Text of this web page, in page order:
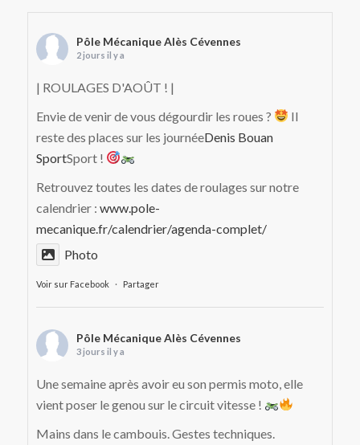
Pôle Mécanique Alès Cévennes
2 jours il y a
| ROULAGES D'AOÛT ! |
Envie de venir de vous dégourdir les roues ?
Il
reste des places sur les journéeDenis Bouan
SportSport !
Retrouvez toutes les dates de roulages sur notre
calendrier : www.pole-
mecanique.fr/calendrier/agenda-complet/
Photo
Voir sur Facebook · Partager
Pôle Mécanique Alès Cévennes
3 jours il y a
Une semaine après avoir eu son permis moto, elle
vient poser le genou sur le circuit vitesse !
Mains dans le cambouis. Gestes techniques.